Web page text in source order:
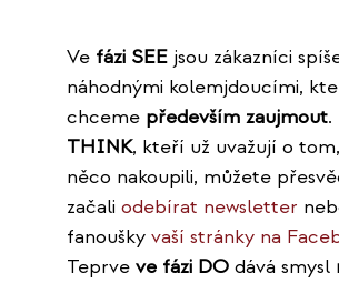
Ve fázi SEEjsou zákazníci
náhodnými kolemjdoucími,
chceme především zaujmout.
THINK, kteří už uvažují o
něco nakoupili, můžete
začali odebírat newsletter
fanoušky vaší stránky na
Teprve ve fázi DOdává smysl